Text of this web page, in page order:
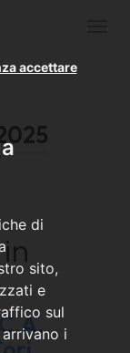
di
sito,
e
sul
i
accettare